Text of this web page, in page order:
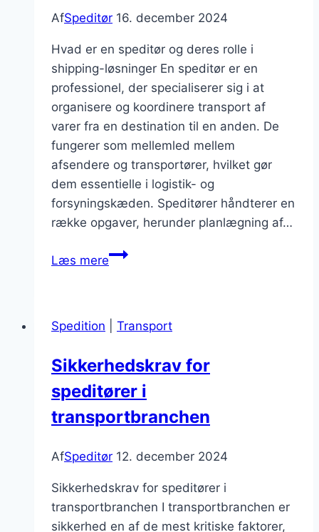
AfSpeditør 16. december 2024
Hvad er en speditør og deres rolle i
shipping-løsninger En speditør er en
professionel, der specialiserer sig i at
organisere og koordinere transport af
varer fra en destination til en anden. De
fungerer som mellemled mellem
afsendere og transportører, hvilket gør
dem essentielle i logistik- og
forsyningskæden. Speditører håndterer en
række opgaver, herunder planlægning af…
Læs mereSpeditører
shipping-
Spedition Transport
Sikkerhedskrav for
speditører i
transportbranchen
AfSpeditør 12. december 2024
Sikkerhedskrav for speditører i
transportbranchen I transportbranchen er
sikkerhed en af de mest kritiske faktorer,